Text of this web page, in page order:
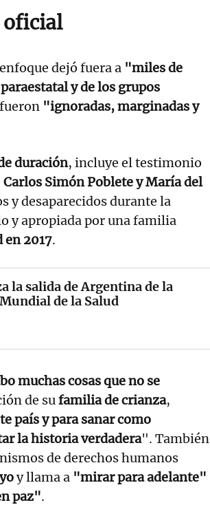
oficial
dejó fuera a "miles de
y de los grupos
"ignoradas, marginadas y
duración, incluye el testimonio
Carlos Simón Poblete y María del
y desaparecidos durante la
y apropiada por una familia
en 2017.
la salida de Argentina de la
de la Salud
muchas cosas que no se
de sufamilia de crianza,
país y para sanar como
la historia verdadera". También
de derechos humanos
y llama a "mirar para adelante"
paz".